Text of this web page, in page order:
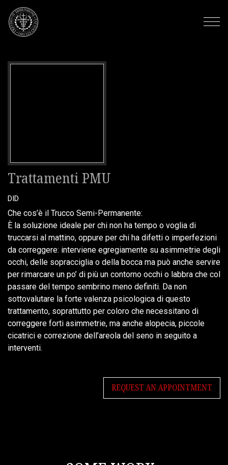
Trattamenti PMU
DID
Che cos’è il Trucco Semi-Permanente:
È la soluzione ideale per chi non ha tempo o voglia di
truccarsi al mattino, oppure per chi ha difetti o imperfezioni
da correggere: interviene egregiamente su asimmetrie degli
occhi, delle sopracciglia o della bocca ma può anche servire
per rimarcare un po’ di più un contorno occhi o labbra che col
passare del tempo sembrino meno definiti. Da non
sottovalutare la forte valenza psicologica di questo
trattamento, soprattutto per coloro che necessitano di
correggere forti asimmetrie, ma anche alopecia, piccole
cicatrici e correzione dell’areola del seno in seguito a
interventi.
REQUEST AN APPOINTMENT